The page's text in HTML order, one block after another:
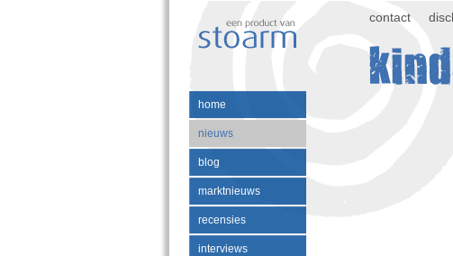
home
nieuws
blog
marktnieuws
recensies
interviews
contact